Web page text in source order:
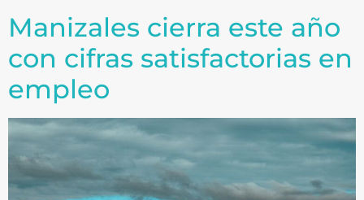
Manizales cierra este año
con cifras satisfactorias en
empleo